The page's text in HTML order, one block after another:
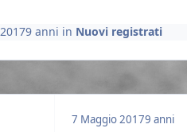
9 anni in Nuovi registrati
7 Maggio 20179 anni